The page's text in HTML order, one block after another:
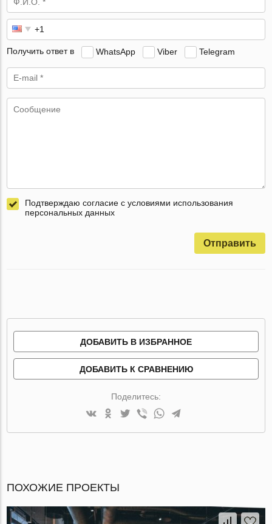
Получить ответ в WhatsApp Viber Telegram
Подтверждаю согласие с условиями использования
персональных данных
Отправить
ДОБАВИТЬ В ИЗБРАННОЕ
ДОБАВИТЬ К СРАВНЕНИЮ
Поделитесь:
ПОХОЖИЕ ПРОЕКТЫ